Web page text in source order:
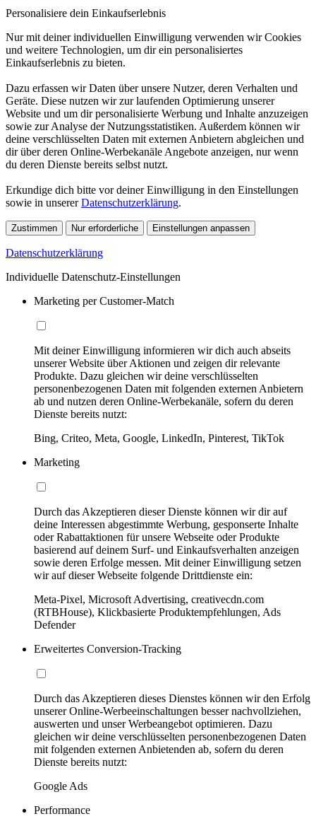
Personalisiere dein Einkaufserlebnis
Nur mit deiner individuellen Einwilligung verwenden wir Cookies
und weitere Technologien, um dir ein personalisiertes
Einkaufserlebnis zu bieten.
Dazu erfassen wir Daten über unsere Nutzer, deren Verhalten und
Geräte. Diese nutzen wir zur laufenden Optimierung unserer
Website und um dir personalisierte Werbung und Inhalte anzuzeigen
sowie zur Analyse der Nutzungsstatistiken. Außerdem können wir
deine verschlüsselten Daten mit externen Anbietern abgleichen und
dir über deren Online-Werbekanäle Angebote anzeigen, nur wenn
du deren Dienste bereits selbst nutzt.
Erkundige dich bitte vor deiner Einwilligung in den Einstellungen
sowie in unsererDatenschutzerklärung.
Zustimmen Nur erforderliche Einstellungen anpassen
Datenschutzerklärung
Individuelle Datenschutz-Einstellungen
Marketing per Customer-Match
Mit deiner Einwilligung informieren wir dich auch abseits
unserer Website über Aktionen und zeigen dir relevante
Produkte. Dazu gleichen wir deine verschlüsselten
personenbezogenen Daten mit folgenden externen Anbietern
ab und nutzen deren Online-Werbekanäle, sofern du deren
Dienste bereits nutzt:
Bing, Criteo, Meta, Google, LinkedIn, Pinterest, TikTok
Marketing
Durch das Akzeptieren dieser Dienste können wir dir auf
deine Interessen abgestimmte Werbung, gesponserte Inhalte
oder Rabattaktionen für unsere Webseite oder Produkte
basierend auf deinem Surf- und Einkaufsverhalten anzeigen
sowie deren Erfolge messen. Mit deiner Einwilligung setzen
wir auf dieser Webseite folgende Drittdienste ein:
Meta-Pixel, Microsoft Advertising, creativecdn.com
(RTBHouse), Klickbasierte Produktempfehlungen, Ads
Defender
Erweitertes Conversion-Tracking
Durch das Akzeptieren dieses Dienstes können wir den Erfolg
unserer Online-Werbeeinschaltungen besser nachvollziehen,
auswerten und unser Werbeangebot optimieren. Dazu
gleichen wir deine verschlüsselten personenbezogenen Daten
mit folgenden externen Anbietenden ab, sofern du deren
Dienste bereits nutzt:
Google Ads
Performance